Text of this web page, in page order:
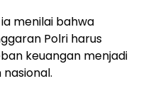
menilai bahwa
Polri harus
keuangan menjadi